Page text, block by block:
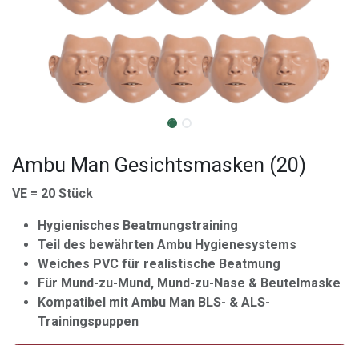
Ambu Man Gesichtsmasken (20)
VE = 20 Stück
Hygienisches Beatmungstraining
Teil des bewährten Ambu Hygienesystems
Weiches PVC für realistische Beatmung
Für Mund-zu-Mund, Mund-zu-Nase & Beutelmaske
Kompatibel mit Ambu Man BLS- & ALS-
Trainingspuppen